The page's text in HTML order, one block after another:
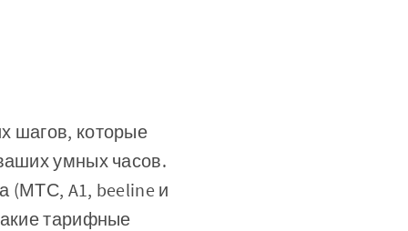
шагов, которые
умных часов.
(МТС, A1, beeline и
тарифные